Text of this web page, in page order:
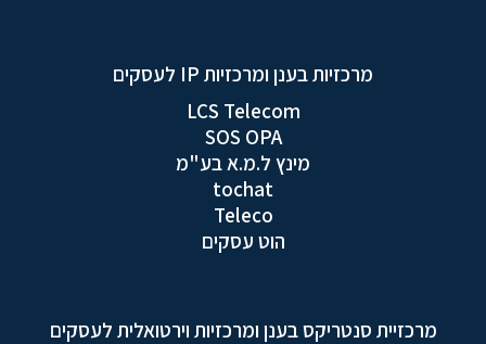
מרכזיות בענן ומרכזיות IP לעסקים
LCS Telecom
SOS OPA
מינץ ל.מ.א בע"מ
tochat
Teleco
הוט עסקים
מרכזיית סנטריקס בענן ומרכזיות וירטואלית לעסקים